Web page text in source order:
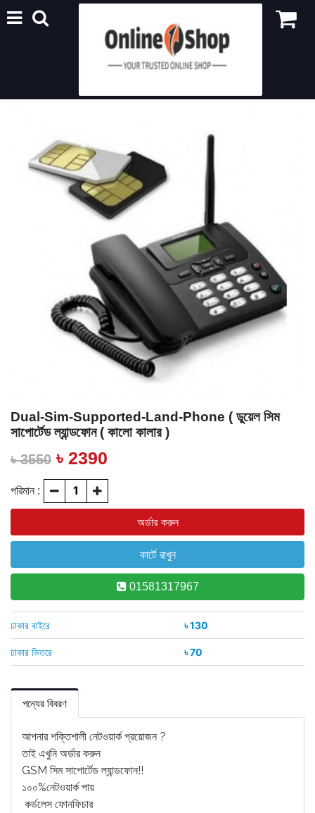
Dual-Sim-Supported-Land-Phone ( ডুয়েল সিম
সাপোর্টেড ল্যান্ডফোন ( কালো কালার )
৳ 3550 ৳ 2390
পরিমান :
01581317967
ঢাকার বাইরে ৳ 130
ঢাকার ভিতরে ৳ 70
পন্যের বিবরণ
আপনার শক্তিশালী নেটওয়ার্ক প্রয়োজন ?
তাই এখুনি অর্ডার করুন
GSM সিম সাপোর্টেড ল্যান্ডফোন!!
১০০%নেটওয়ার্ক পায়
কর্ডলেস ফোনফিচার